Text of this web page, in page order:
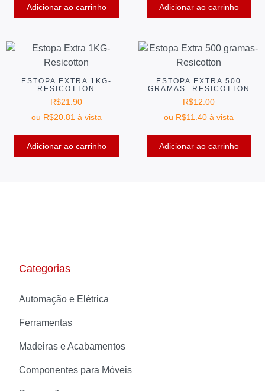
Adicionar ao carrinho Adicionar ao carrinho
ESTOPA EXTRA 1KG-
RESICOTTON
R$21.90
ou R$20.81 à vista
Adicionar ao carrinho
ESTOPA EXTRA 500
GRAMAS- RESICOTTON
R$12.00
ou R$11.40 à vista
Adicionar ao carrinho
Categorias
Automação e Elétrica
Ferramentas
Madeiras e Acabamentos
Componentes para Móveis